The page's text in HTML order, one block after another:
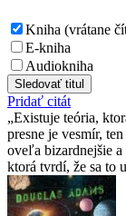
Kniha (vrátane
E-kniha
Audiokniha
Sledovať titul
Pridať citát
Existuje teória,
presne je vesmír,
oveľa bizardnejšie
ktorá tvrdí, že sa to